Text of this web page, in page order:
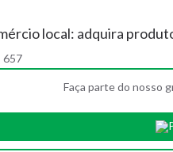
local: adquira
657
Faça parte do nosso